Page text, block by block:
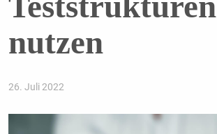
nutzen
26. Juli 2022